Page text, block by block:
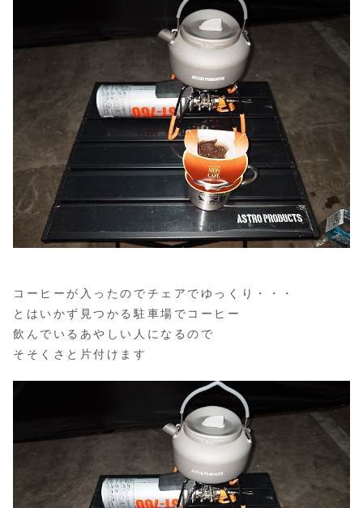
コーヒーが入ったのでチェアでゆっくり・・・
とはいかず見つかる駐車場でコーヒー
飲んでいるあやしい人になるので
そそくさと片付けます